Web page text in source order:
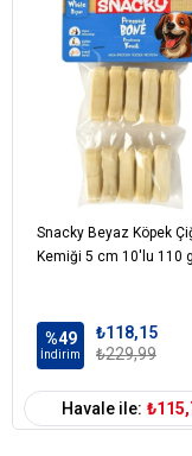
vermek için
açıcı lezzeti
öğrenme sürecini
Snacky Beyaz Köpek
Kemiği 5 cm 10'lu 110
%49
İndirim
₺118,15
₺229,99
Havale ile: